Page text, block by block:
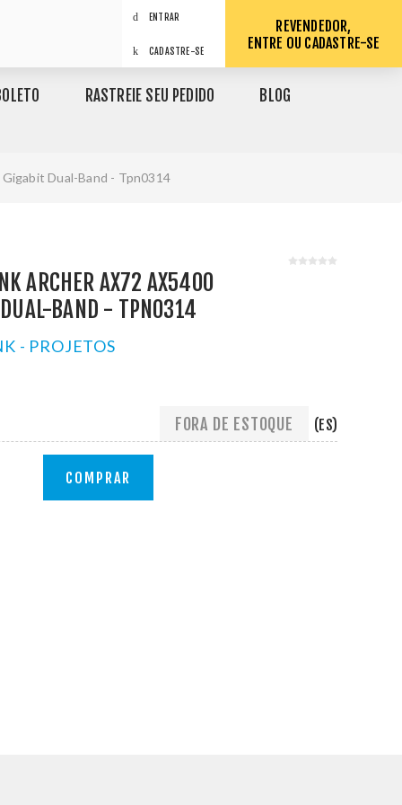
ENTRAR
CADASTRE-SE
REVENDEDOR,
ENTRE OU CADASTRE-SE
RASTREIE SEU PEDIDO BLOG
Dual-Band - Tpn0314
ARCHER AX72 AX5400
BAND - TPN0314
- PROJETOS
FORA DE ESTOQUE (ES)
COMPRAR